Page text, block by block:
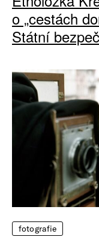
o „cestách
Státní
fotografie